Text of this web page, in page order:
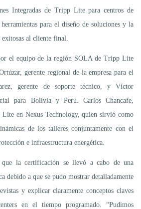
Integradas de Tripp Lite para centros de
para el diseño de soluciones y la
al cliente final.
el equipo de la región SOLA de Tripp Lite
gerente regional de la empresa para el
gerente de soporte técnico, y Víctor
para Bolivia y Perú. Carlos Chancafe,
en Nexus Technology, quien sirvió como
de los talleres conjuntamente con el
e infraestructura energética.
la certificación se llevó a cabo de una
debido a que se pudo mostrar detalladamente
y explicar claramente conceptos claves
en el tiempo programado. “Pudimos